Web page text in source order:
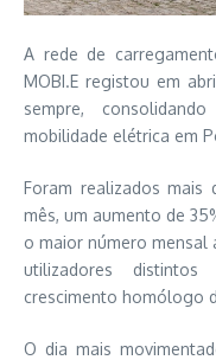
A rede de
MOBI.E registou em
sempre,
mobilidade elétrica em
Foram realizados mais
mês, um aumento de
o maior número mensal
utilizadores
crescimento homólogo
O dia mais